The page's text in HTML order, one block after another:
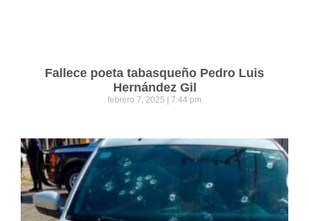
Fallece poeta tabasqueño Pedro Luis
Hernández Gil
febrero 7, 2025 7:44 pm